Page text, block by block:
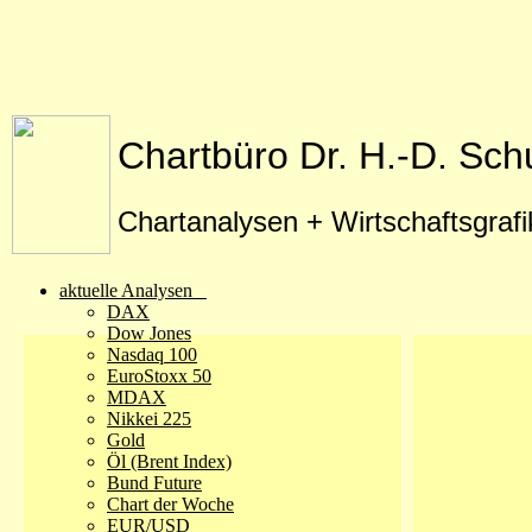
Chartbüro Dr. H.-D.
Chartanalysen +
aktuelle Analysen
DAX
Dow Jones
Nasdaq 100
EuroStoxx 50
MDAX
Nikkei 225
Gold
Öl (Brent Index)
Bund Future
Chart der Woche
EUR/USD